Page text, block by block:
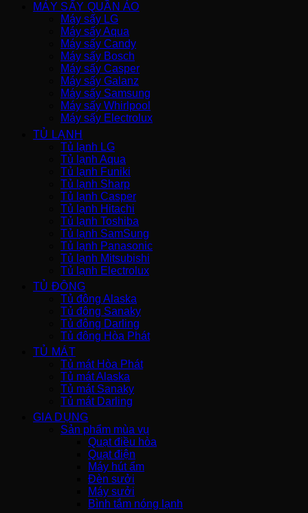
MÁY SẤY QUẦN ÁO
Máy sấy LG
Máy sấy Aqua
Máy sấy Candy
Máy sấy Bosch
Máy sấy Casper
Máy sấy Galanz
Máy sấy Samsung
Máy sấy Whirlpool
Máy sấy Electrolux
TỦ LẠNH
Tủ lạnh LG
Tủ lạnh Aqua
Tủ lạnh Funiki
Tủ lạnh Sharp
Tủ lạnh Casper
Tủ lạnh Hitachi
Tủ lạnh Toshiba
Tủ lạnh SamSung
Tủ lạnh Panasonic
Tủ lạnh Mitsubishi
Tủ lạnh Electrolux
TỦ ĐÔNG
Tủ đông Alaska
Tủ đông Sanaky
Tủ đông Darling
Tủ đông Hòa Phát
TỦ MÁT
Tủ mát Hòa Phát
Tủ mát Alaska
Tủ mát Sanaky
Tủ mát Darling
GIA DỤNG
Sản phẩm mùa vụ
Quạt điều hòa
Quạt điện
Máy hút ẩm
Đèn sưởi
Máy sưởi
Bình tắm nóng lạnh